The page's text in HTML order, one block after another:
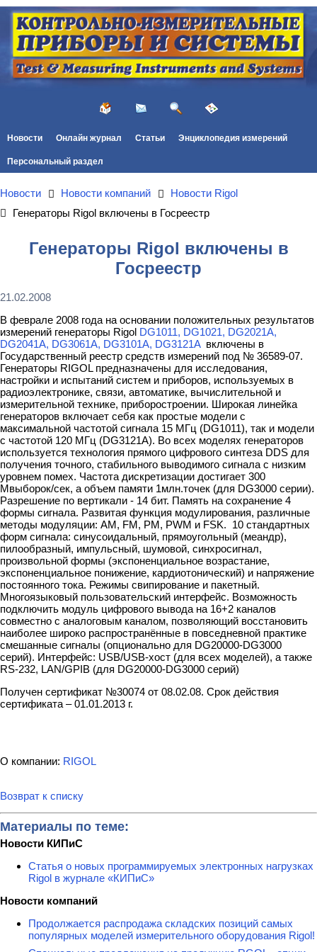
Новости Онлайн журнал Статьи Энциклопедия измерений
Персональный раздел
Новости Новости компаний
Новости Rigol
Генераторы Rigol включены в Госреестр
Генераторы Rigol включены в
Госреестр
21.02.2008
В феврале 2008 года на основании положительных результатов
измерений генераторы Rigol DG1011, DG1021, DG2021A,
DG2041A, DG3061A, DG3101A, DG3121A включены в
Государственный реестр средств измерений под № 36589-07.
Генераторы RIGOL предназначены для исследования,
настройки и испытаний систем и приборов, используемых в
радиоэлектронике, связи, автоматике, вычислительной и
измерительной технике, приборостроении. Широкая линейка
генераторов включает себя как простые модели с
максимальной частотой сигнала 15 МГц (DG1011), так и модели
с частотой 120 МГц (DG3121A). Во всех моделях генераторов
используется технология прямого цифрового синтеза DDS для
получения точного, стабильного выводимого сигнала с низким
уровнем помех. Частота дискретизации достигает 300
Мвыборок/сек, а объем памяти 1млн.точек (для DG3000 серии).
Разрешение по вертикали - 14 бит. Память на сохранение 4
формы сигнала. Развитая функция модулирования, различные
методы модуляции: AM, FM, PM, PWM и FSK. 10 стандартных
форм сигнала: синусоидальный, прямоугольный (меандр),
пилообразный, импульсный, шумовой, синхросигнал,
произвольной формы (экспоненциальное возрастание,
экспоненциальное понижение, кардиотонический) и напряжение
постоянного тока. Режимы свипирование и пакетный.
Многоязыковый пользовательский интерфейс. Возможность
подключить модуль цифрового вывода на 16+2 каналов
совместно с аналоговым каналом, позволяющий восстановить
наиболее широко распространённые в повседневной практике
смешанные сигналы (опционально для DG20000-DG3000
серий). Интерфейс: USB/USB-хост (для всех моделей), а также
RS-232, LAN/GPIB (для DG20000-DG3000 серий)
Получен сертификат №30074 от 08.02.08. Срок действия
сертификата – 01.01.2013 г.
О компании: RIGOL
Возврат к списку
Материалы по теме:
Новости КИПиС
Статья о новых программируемых электронных нагрузках
Rigol в журнале «КИПиС»
Новости компаний
Продолжается распродажа складских позиций самых
популярных моделей измерительного оборудования Rigol!